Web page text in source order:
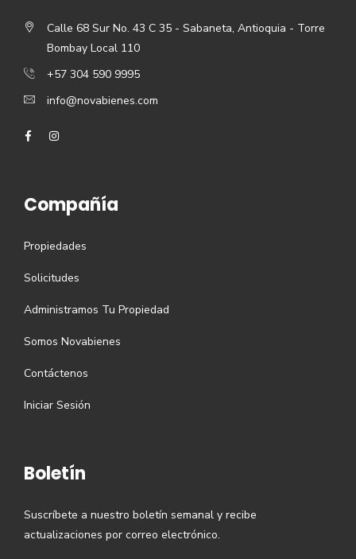
Calle 68 Sur No. 43 C 35 - Sabaneta, Antioquia - Torre
Bombay Local 110
+57 304 590 9995
info@novabienes.com
Compañía
Propiedades
Solicitudes
Administramos Tu Propiedad
Somos Novabienes
Contáctenos
Iniciar Sesión
Boletín
Suscríbete a nuestro boletín semanal y recibe
actualizaciones por correo electrónico.